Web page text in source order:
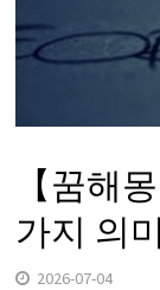
【꿈해
가지 의
2026-07-04